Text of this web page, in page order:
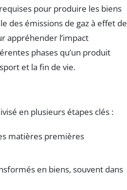
pour produire les biens
des émissions de gaz à effet de
appréhender l’impact
phases qu’un produit
et la fin de vie.
en plusieurs étapes clés :
matières premières
en biens, souvent dans